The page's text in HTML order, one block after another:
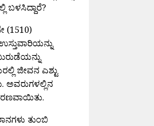
ಬಳಸಿದ್ದಾರೆ?
(1510)
ಜೀವನ ಎಶ್ಟು
ಅವರುಗಳಲ್ಲಿನ
ತುಂಬಿ